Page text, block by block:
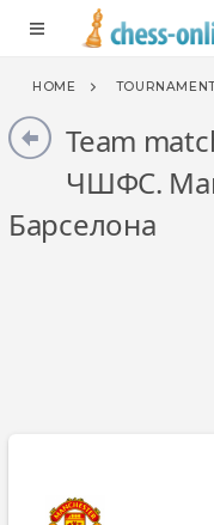
menu
HOME
Team
ЧШФС.
Барселона